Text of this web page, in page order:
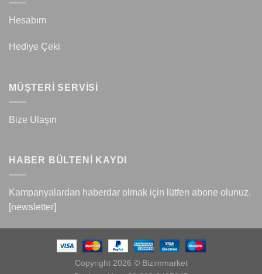
Hesabım
Hediye Çeki
MÜŞTERİ SERVİSİ
Bize Ulaşın
HABER BÜLTENİ KAYDI
Kampanyalardan haberdar olmak için lütfen abone olunuz.
[newsletter]
Copyright 2026 © Bizimmarket